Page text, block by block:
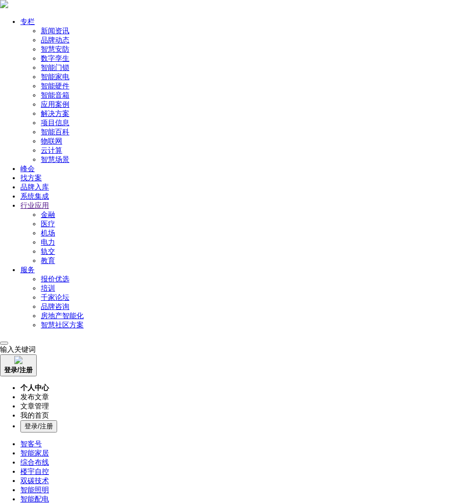
专栏
新闻资讯
品牌动态
智慧安防
数字孪生
智能门锁
智能家电
智能硬件
智能音箱
应用案例
解决方案
项目信息
智能百科
物联网
云计算
智慧场景
峰会
找方案
品牌入库
系统集成
行业应用
金融
医疗
机场
电力
轨交
教育
服务
报价优选
培训
千家论坛
品牌咨询
房地产智能化
智慧社区方案
输入关键词
登录/注册
个人中心
发布文章
文章管理
我的首页
登录/注册
智客号
智能家居
综合布线
楼宇自控
双碳技术
智能照明
智能配电